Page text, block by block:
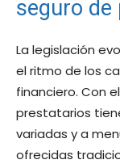
seguro
La legislación
el ritmo de los
financiero. Con
prestatarios
variadas y a
ofrecidas